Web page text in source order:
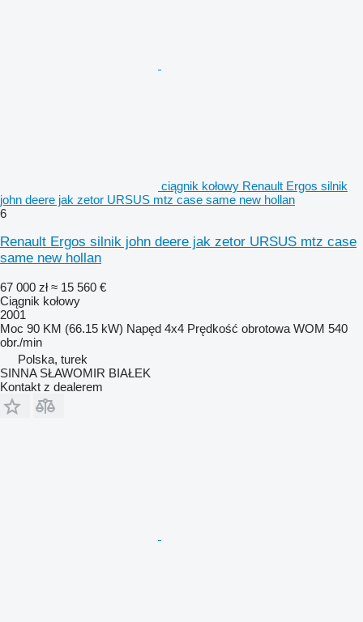
ciągnik kołowy Renault Ergos silnik
john deere jak zetor URSUS mtz case same new hollan
6
Renault Ergos silnik john deere jak zetor URSUS mtz case
same new hollan
67 000 zł ≈ 15 560 €
Ciągnik kołowy
2001
Moc 90 KM (66.15 kW) Napęd 4x4 Prędkość obrotowa WOM 540
obr./min
Polska, turek
SINNA SŁAWOMIR BIAŁEK
Kontakt z dealerem